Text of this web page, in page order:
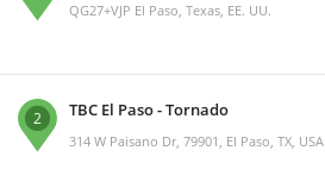
QG27+VJP El Paso, Texas, EE. UU.
2 TBC El Paso - Tornado
314 W Paisano Dr, 79901, El Paso, TX, USA